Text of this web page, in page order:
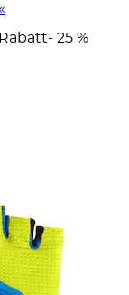
Rabatt- 25 %